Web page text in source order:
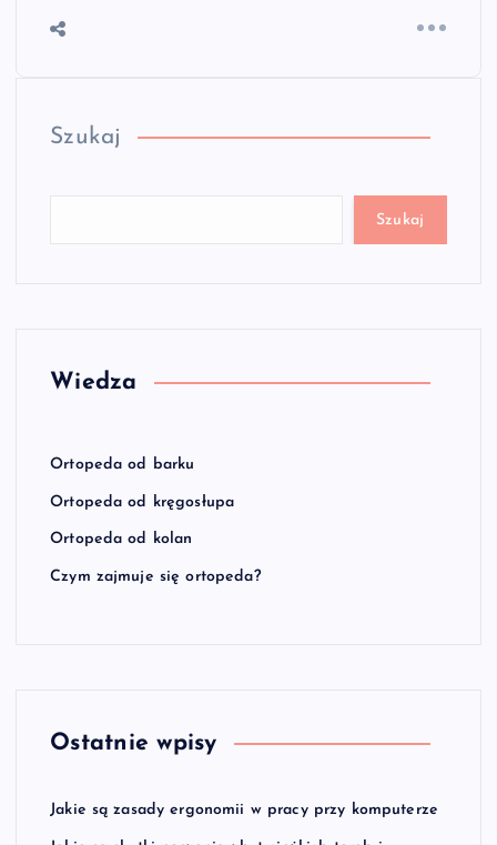
Szukaj
Szukaj
Wiedza
Ortopeda od barku
Ortopeda od kręgosłupa
Ortopeda od kolan
Czym zajmuje się ortopeda?
Ostatnie wpisy
Jakie są zasady ergonomii w pracy przy komputerze